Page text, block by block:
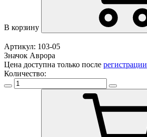
В корзину
Артикул: 103-05
Значок Аврора
Цена доступна только после регистрации
Количество: